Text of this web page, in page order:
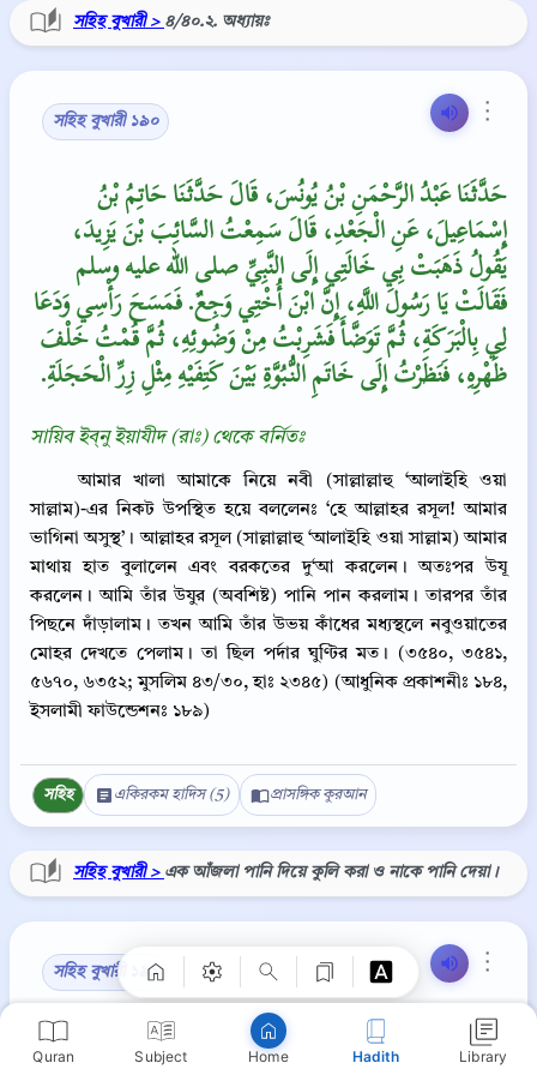
Quran Subject Home Hadith Library
সহিহ বুখারী > ৪/৪০.২. অধ্যায়ঃ
⋮
সহিহ বুখারী ১৯০
حَدَّثَنَا عَبْدُ الرَّحْمَنِ بْنُ يُونُسَ، قَالَ حَدَّثَنَا حَاتِمُ بْنُ
إِسْمَاعِيلَ، عَنِ الْجَعْدِ، قَالَ سَمِعْتُ السَّائِبَ بْنَ يَزِيدَ،
يَقُولُ ذَهَبَتْ بِي خَالَتِي إِلَى النَّبِيِّ صلى الله عليه وسلم
فَقَالَتْ يَا رَسُولَ اللَّهِ، إِنَّ ابْنَ أُخْتِي وَجِعٌ‏.‏ فَمَسَحَ رَأْسِي وَدَعَا
لِي بِالْبَرَكَةِ، ثُمَّ تَوَضَّأَ فَشَرِبْتُ مِنْ وَضُوئِهِ، ثُمَّ قُمْتُ خَلْفَ
ظَهْرِهِ، فَنَظَرْتُ إِلَى خَاتَمِ النُّبُوَّةِ بَيْنَ كَتِفَيْهِ مِثْلِ زِرِّ الْحَجَلَةِ‏.‏
সায়িব ইব্‌নু ইয়াযীদ (রাঃ) থেকে বর্নিতঃ
আমার খালা আমাকে নিয়ে নবী (সাল্লাল্লাহু ‘আলাইহি ওয়া
সাল্লাম)-এর নিকট উপস্থিত হয়ে বললেনঃ ‘হে আল্লাহর রসূল! আমার
ভাগিনা অসুস্থ’। আল্লাহর রসূল (সাল্লাল্লাহু ‘আলাইহি ওয়া সাল্লাম) আমার
মাথায় হাত বুলালেন এবং বরকতের দু‘আ করলেন। অতঃপর উযূ
করলেন। আমি তাঁর উযুর (অবশিষ্ট) পানি পান করলাম। তারপর তাঁর
পিছনে দাঁড়ালাম। তখন আমি তাঁর উভয় কাঁধের মধ্যস্থলে নবুওয়াতের
মোহর দেখতে পেলাম। তা ছিল পর্দার ঘুণ্টির মত। (৩৫৪০, ৩৫৪১,
৫৬৭০, ৬৩৫২; মুসলিম ৪৩/৩০, হাঃ ২৩৪৫) (আধুনিক প্রকাশনীঃ ১৮৪,
ইসলামী ফাউন্ডেশনঃ ১৮৯)
সহিহ একিরকম হাদিস (5) প্রাসঙ্গিক কুরআন
সহিহ বুখারী > এক আঁজলা পানি দিয়ে কুলি করা ও নাকে পানি দেয়া।
⋮
সহিহ বুখারী ১৯১
حَدَّثَنَا مُسَدَّدٌ، قَالَ حَدَّثَنَا خَالِدُ بْنُ عَبْدِ اللَّهِ، قَالَ حَدَّثَنَا
Copy